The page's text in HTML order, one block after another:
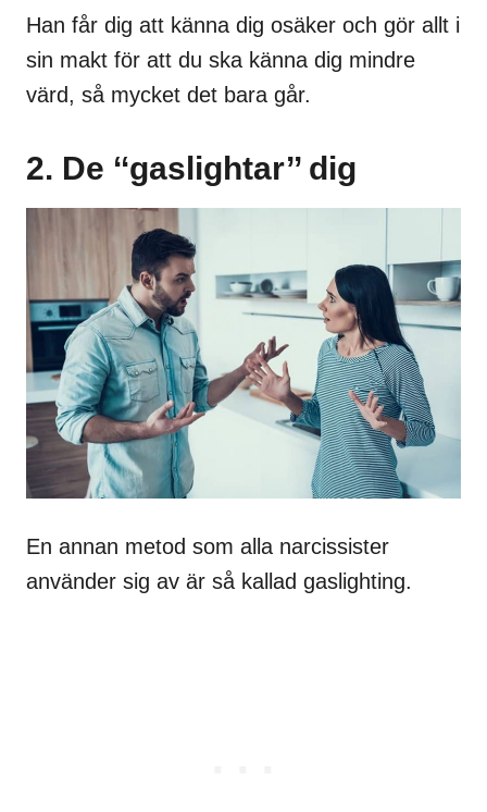
Han får dig att känna dig osäker och gör allt i
sin makt för att du ska känna dig mindre
värd, så mycket det bara går.
2. De ‘‘gaslightar’’ dig
En annan metod som alla narcissister
använder sig av är så kallad gaslighting.